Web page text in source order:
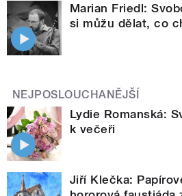
Marian Friedl:
si můžu dělat, co
NEJPOSLOUCHANĚJŠÍ
Lydie Romanská:
k večeři
Jiří Klečka: